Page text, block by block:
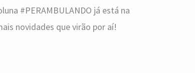
#PERAMBULANDO já está na
novidades que virão por aí!